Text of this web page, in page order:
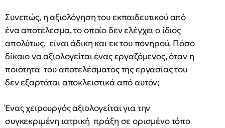
Συνεπώς, η αξιολόγηση του εκπαιδευτικού από
ένα αποτέλεσμα, το οποίο δεν ελέγχει ο ίδιος
απολύτως, είναι άδικη και εκ του πονηρού. Πόσο
δίκαιο να αξιολογείται ένας εργαζόμενος, όταν η
ποιότητα του αποτελέσματος της εργασίας του
δεν εξαρτάται αποκλειστικά από αυτόν;
Ένας χειρουργός αξιολογείται για την
συγκεκριμένη ιατρική πράξη σε ορισμένο τόπο